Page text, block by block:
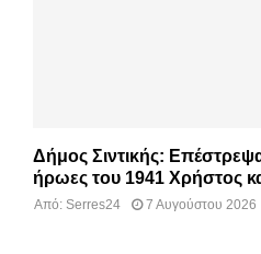
Δήμος Σιντικής:
ήρωες του 1941 Χρήστος
Από: Serres24 7 Αυγούστου 2026